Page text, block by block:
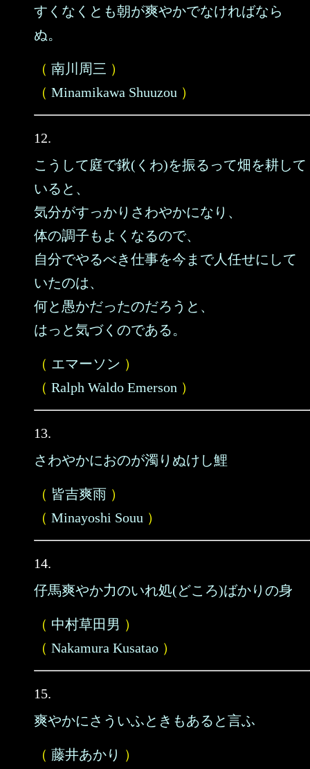
すくなくとも朝が爽やかでなければなら
ぬ。
（ 南川周三 ）
（ Minamikawa Shuuzou ）
12.
こうして庭で鍬(くわ)を振るって畑を耕して
いると、
気分がすっかりさわやかになり、
体の調子もよくなるので、
自分でやるべき仕事を今まで人任せにして
いたのは、
何と愚かだったのだろうと、
はっと気づくのである。
（ エマーソン ）
（ Ralph Waldo Emerson ）
13.
さわやかにおのが濁りぬけし鯉
（ 皆吉爽雨 ）
（ Minayoshi Souu ）
14.
仔馬爽やか力のいれ処(どころ)ばかりの身
（ 中村草田男 ）
（ Nakamura Kusatao ）
15.
爽やかにさういふときもあると言ふ
（ 藤井あかり ）